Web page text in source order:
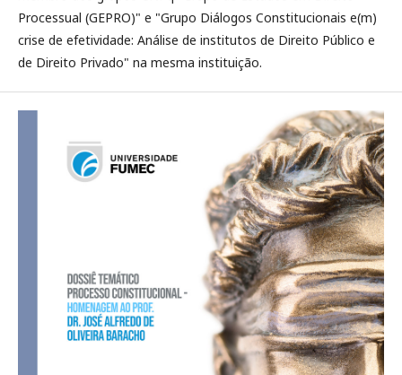
Processual (GEPRO)" e "Grupo Diálogos Constitucionais e(m)
crise de efetividade: Análise de institutos de Direito Público e
de Direito Privado" na mesma instituição.